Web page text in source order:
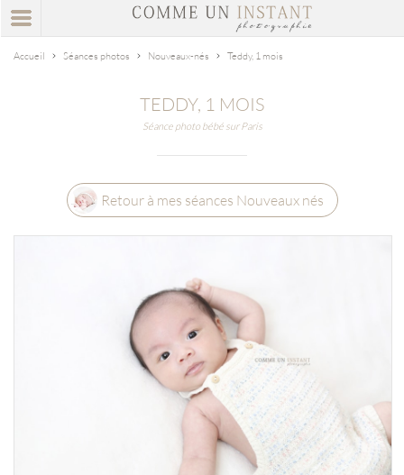
Accueil Séances photos Nouveaux-nés Teddy, 1 mois
TEDDY, 1 MOIS
Séance photo bébé sur Paris
Retour à mes séances Nouveaux nés